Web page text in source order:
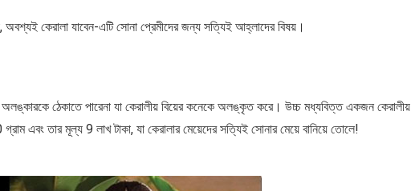
অবশ্যই কেরালা যাবেন-এটি সোনা প্রেমীদের জন্য সত্যিই আহ্লাদের বিষয়।
ঠেকাতে পারেনা যা কেরালীয় বিয়ের কনেকে অলঙ্কৃত করে। উচ্চ মধ্যবিত্ত একজন কেরালীয়
এবং তার মূল্য 9 লাখ টাকা, যা কেরালার মেয়েদের সত্যিই সোনার মেয়ে বানিয়ে তোলে!